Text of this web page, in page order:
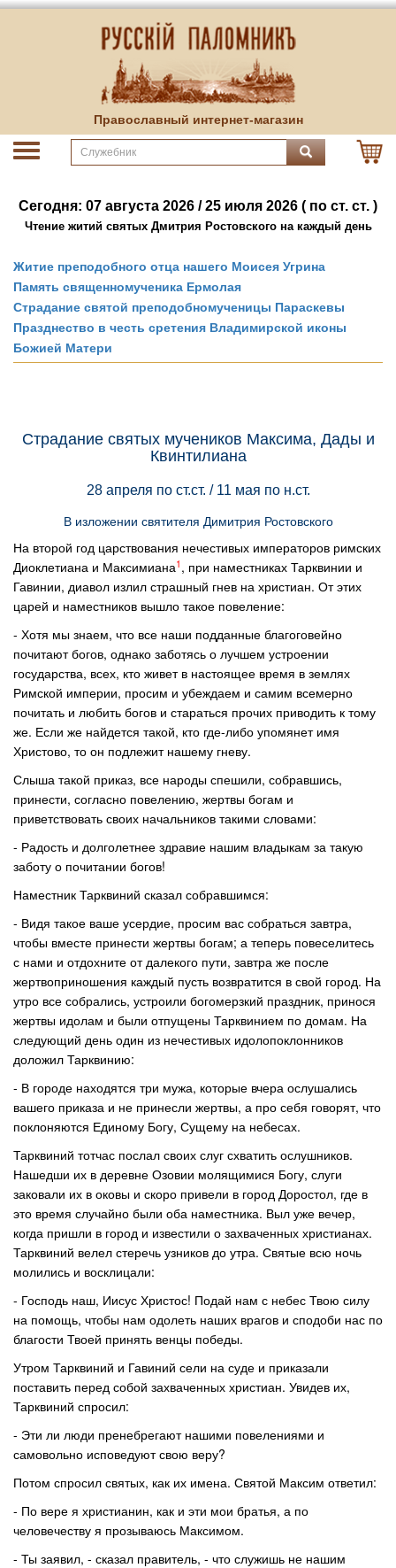
Православный интернет-магазин
Сегодня: 07 августа 2026 / 25 июля 2026 ( по ст. ст. )
Чтение житий святых Дмитрия Ростовского на каждый день
Житие преподобного отца нашего Моисея Угрина
Память священномученика Ермолая
Страдание святой преподобномученицы Параскевы
Празднество в честь сретения Владимирской иконы
Божией Матери
Страдание святых мучеников Максима, Дады и
Квинтилиана
28 апреля по ст.ст. / 11 мая по н.ст.
В изложении святителя Димитрия Ростовского
На второй год царствования нечестивых императоров римских
Диоклетиана и Максимиана1 , при наместниках Тарквинии и
Гавинии, диавол излил страшный гнев на христиан. От этих
царей и наместников вышло такое повеление:
- Хотя мы знаем, что все наши подданные благоговейно
почитают богов, однако заботясь о лучшем устроении
государства, всех, кто живет в настоящее время в землях
Римской империи, просим и убеждаем и самим всемерно
почитать и любить богов и стараться прочих приводить к тому
же. Если же найдется такой, кто где-либо упомянет имя
Христово, то он подлежит нашему гневу.
Слыша такой приказ, все народы спешили, собравшись,
принести, согласно повелению, жертвы богам и
приветствовать своих начальников такими словами:
- Радость и долголетнее здравие нашим владыкам за такую
заботу о почитании богов!
Наместник Тарквиний сказал собравшимся:
- Видя такое ваше усердие, просим вас собраться завтра,
чтобы вместе принести жертвы богам; а теперь повеселитесь
с нами и отдохните от далекого пути, завтра же после
жертвоприношения каждый пусть возвратится в свой город. На
утро все собрались, устроили богомерзкий праздник, принося
жертвы идолам и были отпущены Тарквинием по домам. На
следующий день один из нечестивых идолопоклонников
доложил Тарквинию:
- В городе находятся три мужа, которые вчера ослушались
вашего приказа и не принесли жертвы, а про себя говорят, что
поклоняются Единому Богу, Сущему на небесах.
Тарквиний тотчас послал своих слуг схватить ослушников.
Нашедши их в деревне Озовии молящимися Богу, слуги
заковали их в оковы и скоро привели в город Доростол, где в
это время случайно были оба наместника. Выл уже вечер,
когда пришли в город и известили о захваченных христианах.
Тарквиний велел стеречь узников до утра. Святые всю ночь
молились и восклицали:
- Господь наш, Иисус Христос! Подай нам с небес Твою силу
на помощь, чтобы нам одолеть наших врагов и сподоби нас по
благости Твоей принять венцы победы.
Утром Тарквиний и Гавиний сели на суде и приказали
поставить перед собой захваченных христиан. Увидев их,
Тарквиний спросил:
- Эти ли люди пренебрегают нашими повелениями и
самовольно исповедуют свою веру?
Потом спросил святых, как их имена. Святой Максим ответил:
- По вере я христианин, как и эти мои братья, а по
человечеству я прозываюсь Максимом.
- Ты заявил, - сказал правитель, - что служишь не нашим